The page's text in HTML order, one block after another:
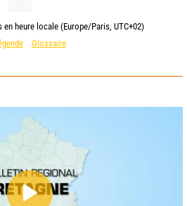
heure locale (Europe/Paris, UTC+02)
Glossaire